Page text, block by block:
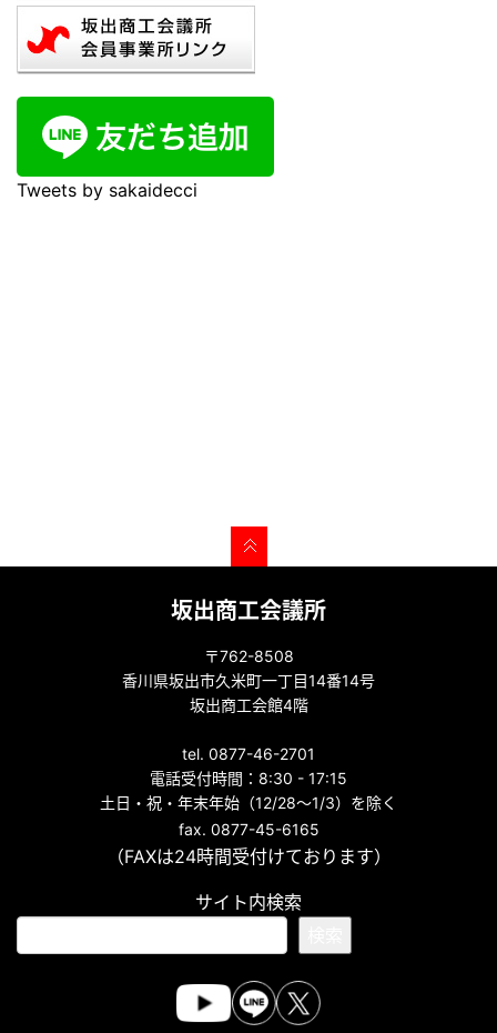
Tweets by sakaidecci
坂出商工会議所
〒762-8508
香川県坂出市久米町一丁目14番14号
坂出商工会館4階
tel. 0877-46-2701
電話受付時間：8:30 - 17:15
土日・祝・年末年始（12/28～1/3）を除く
fax. 0877-45-6165
（FAXは24時間受付けております）
サイト内検索